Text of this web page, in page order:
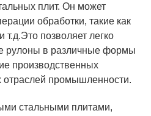
плит. Он может
обработки, такие как
т.д.Это позволяет легко
рулоны в различные формы
производственных
отраслей промышленности.
стальными плитами,